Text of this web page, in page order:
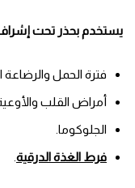
يستخدم بحذر تحت إشراف
فترة الحمل والرضاعة
أمراض القلب
الجلوكوما.
فرط الغذة الدرقية